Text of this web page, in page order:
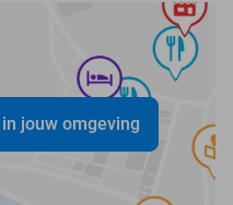
jouw omgeving